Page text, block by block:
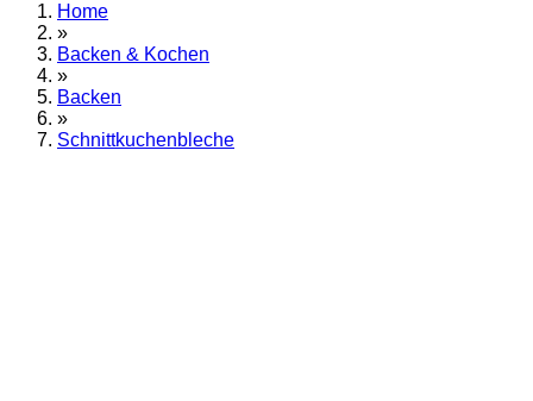
Home
»
Backen & Kochen
»
Backen
»
Schnittkuchenbleche